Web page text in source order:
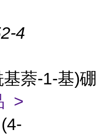
4
萘-1-基)硼
>